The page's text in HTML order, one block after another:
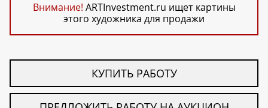
Внимание! ARTInvestment.ru ищет картины
этого художника для продажи
КУПИТЬ РАБОТУ